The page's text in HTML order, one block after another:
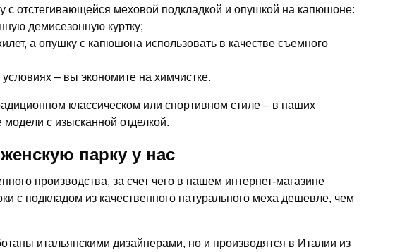
отстегивающейся меховой подкладкой и опушкой на капюшоне:
демисезонную куртку;
а опушку с капюшона использовать в качестве съемного
– вы экономите на химчистке.
классическом или спортивном стиле – в наших
с изысканной отделкой.
парку у нас
производства, за счет чего в нашем интернет-магазине
с подкладом из качественного натурального меха дешевле, чем
итальянскими дизайнерами, но и производятся в Италии из